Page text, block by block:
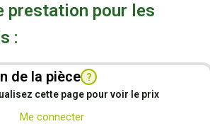
prestation pour les
:
de la pièce ?
cette page pour voir le prix
Me connecter